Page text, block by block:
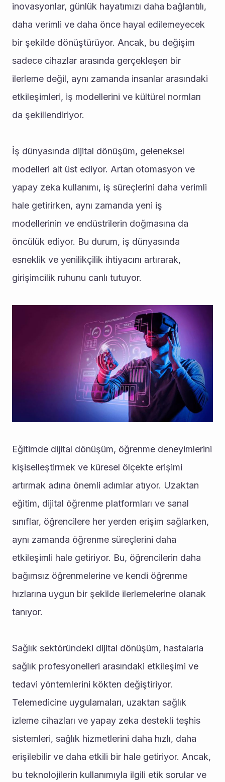
inovasyonlar, günlük hayatımızı daha bağlantılı,
daha verimli ve daha önce hayal edilemeyecek
bir şekilde dönüştürüyor. Ancak, bu değişim
sadece cihazlar arasında gerçekleşen bir
ilerleme değil, aynı zamanda insanlar arasındaki
etkileşimleri, iş modellerini ve kültürel normları
da şekillendiriyor.
İş dünyasında dijital dönüşüm, geleneksel
modelleri alt üst ediyor. Artan otomasyon ve
yapay zeka kullanımı, iş süreçlerini daha verimli
hale getirirken, aynı zamanda yeni iş
modellerinin ve endüstrilerin doğmasına da
öncülük ediyor. Bu durum, iş dünyasında
esneklik ve yenilikçilik ihtiyacını artırarak,
girişimcilik ruhunu canlı tutuyor.
Eğitimde dijital dönüşüm, öğrenme deneyimlerini
kişiselleştirmek ve küresel ölçekte erişimi
artırmak adına önemli adımlar atıyor. Uzaktan
eğitim, dijital öğrenme platformları ve sanal
sınıflar, öğrencilere her yerden erişim sağlarken,
aynı zamanda öğrenme süreçlerini daha
etkileşimli hale getiriyor. Bu, öğrencilerin daha
bağımsız öğrenmelerine ve kendi öğrenme
hızlarına uygun bir şekilde ilerlemelerine olanak
tanıyor.
Sağlık sektöründeki dijital dönüşüm, hastalarla
sağlık profesyonelleri arasındaki etkileşimi ve
tedavi yöntemlerini kökten değiştiriyor.
Telemedicine uygulamaları, uzaktan sağlık
izleme cihazları ve yapay zeka destekli teşhis
sistemleri, sağlık hizmetlerini daha hızlı, daha
erişilebilir ve daha etkili bir hale getiriyor. Ancak,
bu teknolojilerin kullanımıyla ilgili etik sorular ve